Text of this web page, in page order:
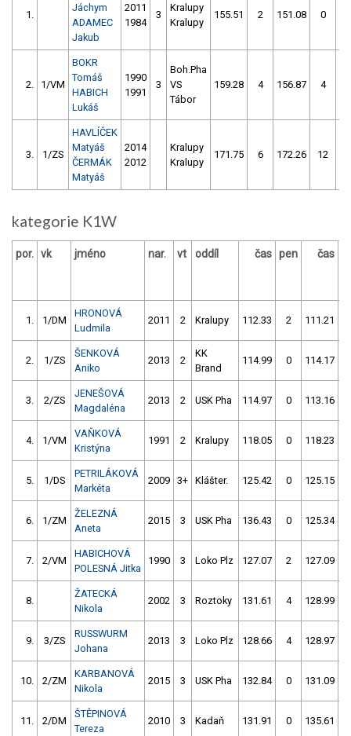
1.
Jáchym
ADAMEC
Jakub
2011
1984
3
Kralupy
Kralupy
155.51 2 151.08 0
2. 1/VM
BOKR
Tomáš
HABICH
Lukáš
1990
1991
3
Boh.Pha
VS
Tábor
159.28 4 156.87 4
3. 1/ZS
HAVLÍČEK
Matyáš
ČERMÁK
Matyáš
2014
2012
Kralupy
Kralupy
171.75 6 172.26 12
kategorie K1W
por. vk jméno nar. vt oddíl čas pen čas
1. 1/DM
HRONOVÁ
Ludmila
2011 2 Kralupy 112.33 2 111.21
2. 1/ZS
ŠENKOVÁ
Aniko
2013 2
KK
Brand
114.99 0 114.17
3. 2/ZS
JENEŠOVÁ
Magdaléna
2013 2 USK Pha 114.97 0 113.16
4. 1/VM
VAŇKOVÁ
Kristýna
1991 2 Kralupy 118.05 0 118.23
5. 1/DS
PETRILÁKOVÁ
Markéta
2009 3+ Klášter. 125.42 0 125.15
6. 1/ZM
ŽELEZNÁ
Aneta
2015 3 USK Pha 136.43 0 125.34
7. 2/VM
HABICHOVÁ
POLESNÁ Jitka
1990 3 Loko Plz 127.07 2 127.09
8.
ŽATECKÁ
Nikola
2002 3 Roztoky 131.61 4 128.99
9. 3/ZS
RUSSWURM
Johana
2013 3 Loko Plz 128.66 4 128.97
10. 2/ZM
KARBANOVÁ
Nikola
2015 3 USK Pha 132.84 0 131.09
11. 2/DM
ŠTĚPINOVÁ
Tereza
2010 3 Kadaň 131.91 0 135.61